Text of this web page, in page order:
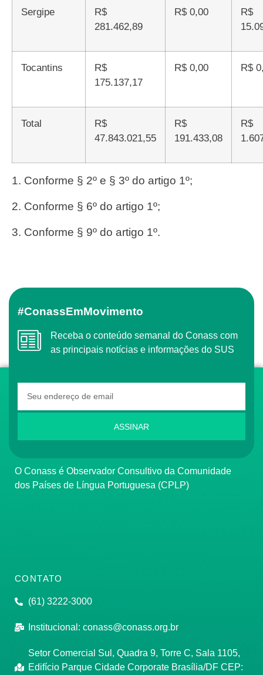
Sergipe
R$
281.462,89
R$ 0,00
R$
Tocantins
R$
175.137,17
R$ 0,00 R$
Total
R$
47.843.021,55
R$
191.433,08
R$
1. Conforme § 2º e § 3º do artigo 1º;
2. Conforme § 6º do artigo 1º;
3. Conforme § 9º do artigo 1º.
#ConassEmMovimento
Receba o conteúdo semanal do Conass com
as principais notícias e informações do SUS
ASSINAR
O Conass é Observador Consultivo da Comunidade
dos Países de Língua Portuguesa (CPLP)
CONTATO
(61) 3222-3000
Institucional: conass@conass.org.br
Setor Comercial Sul, Quadra 9, Torre C, Sala 1105,
Edifício Parque Cidade Corporate Brasília/DF CEP: